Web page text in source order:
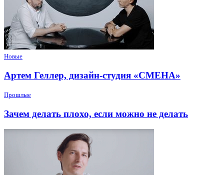
Новые
Артем Геллер, дизайн-студия «СМЕНА»
Прошлые
Зачем делать плохо, если можно не делать